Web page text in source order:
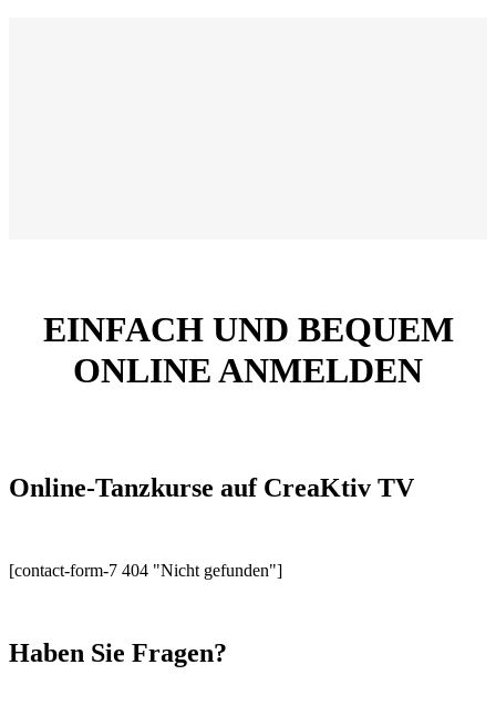
EINFACH UND BEQUEM
ONLINE ANMELDEN
Online-Tanzkurse auf CreaKtiv TV
[contact-form-7 404 "Nicht gefunden"]
Haben Sie Fragen?